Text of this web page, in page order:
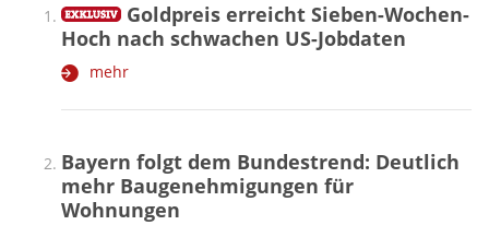
Goldpreis erreicht Sieben-Wochen-
Hoch nach schwachen US-Jobdaten
mehr
Bayern folgt dem Bundestrend: Deutlich
mehr Baugenehmigungen für
Wohnungen